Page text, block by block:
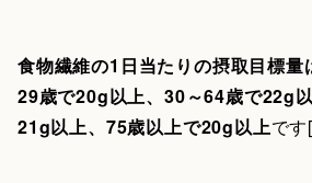
食物繊維の1日当たりの摂取目標量
29歳で20g以上、30～64歳で22g
21g以上、75歳以上で20g以上です